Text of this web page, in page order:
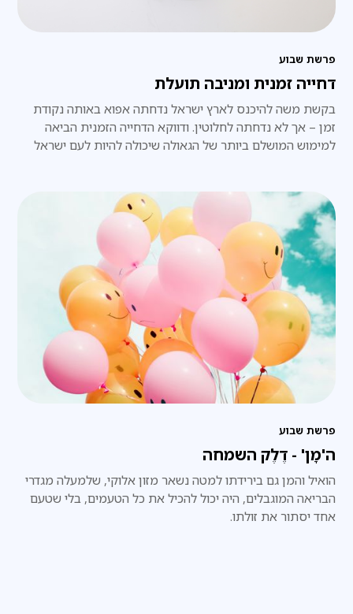
פרשת שבוע
דחייה זמנית ומניבה תועלת
בקשת משה להיכנס לארץ ישראל נדחתה אפוא באותה נקודת
זמן – אך לא נדחתה לחלוטין. ודווקא הדחייה הזמנית הביאה
למימוש המושלם ביותר של הגאולה שיכולה להיות לעם ישראל
פרשת שבוע
ה'מָן' - דֶלֶק השמחה
הואיל והמן גם בירידתו למטה נשאר מזון אלוקי, שלמעלה מגדרי
הבריאה המוגבלים, היה יכול להכיל את כל הטעמים, בלי שטעם
אחד יסתור את זולתו.